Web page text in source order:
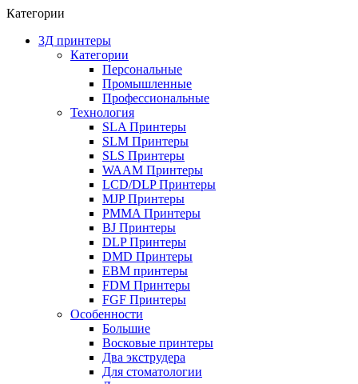
Категории
3Д принтеры
Категории
Персональные
Промышленные
Профессиональные
Технология
SLA Принтеры
SLM Принтеры
SLS Принтеры
WAAM Принтеры
LCD/DLP Принтеры
MJP Принтеры
PMMA Принтеры
BJ Принтеры
DLP Принтеры
DMD Принтеры
EBM принтеры
FDM Принтеры
FGF Принтеры
Особенности
Большие
Восковые принтеры
Два экструдера
Для стоматологии